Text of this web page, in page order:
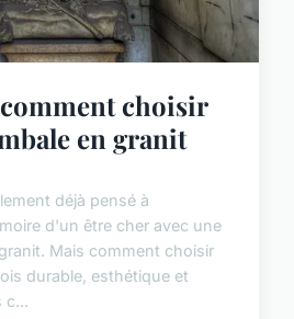
choisir
en granit
déjà pensé à
d'un être cher avec une
Mais comment choisir
durable, esthétique et
c...